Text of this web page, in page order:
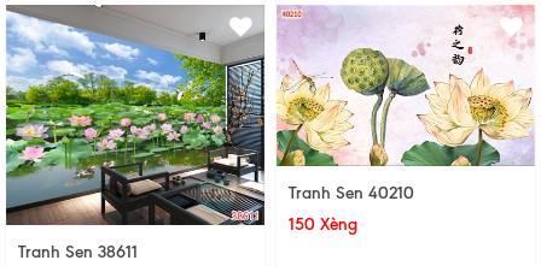
Tranh Sen 38611
Tranh Sen 40210
150 Xèng